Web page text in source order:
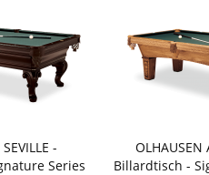
-
Series
OLHAUSEN
Billardtisch -